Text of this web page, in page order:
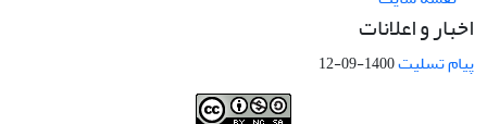
اخبار و اعلانات
پیام تسلیت1400-09-12